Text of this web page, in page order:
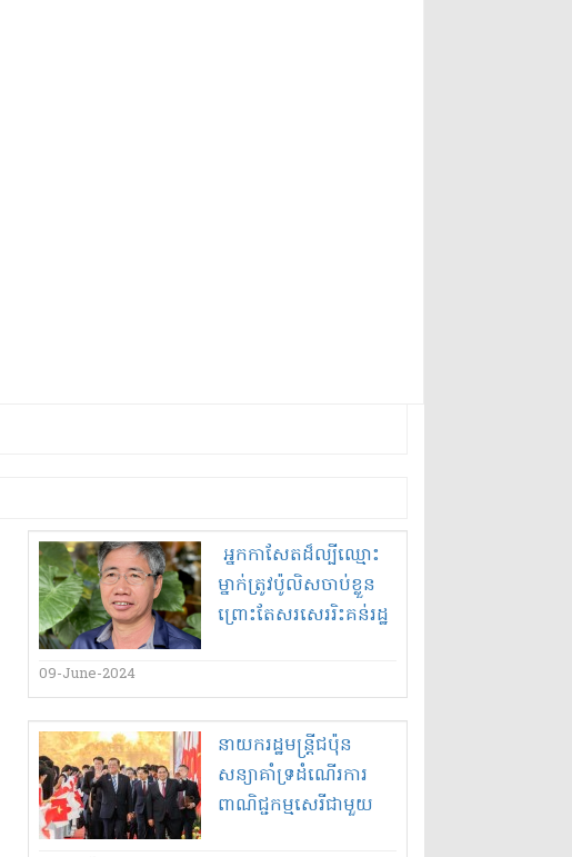
អ្នកកាសែត​ដ៏​ល្បីឈ្មោះ​
ម្នាក់​ត្រូវ​ប៉ូលិស​ចាប់ខ្លួន​
ព្រោះតែ​សរសេរ​រិះគន់​រដ្ឋ
09-June-2024
នាយករដ្ឋមន្ត្រី​ជប៉ុន
សន្យា​គាំទ្រ​ដំណើរការ​
ពាណិជ្ជកម្ម​សេរី​ជាមួយ​